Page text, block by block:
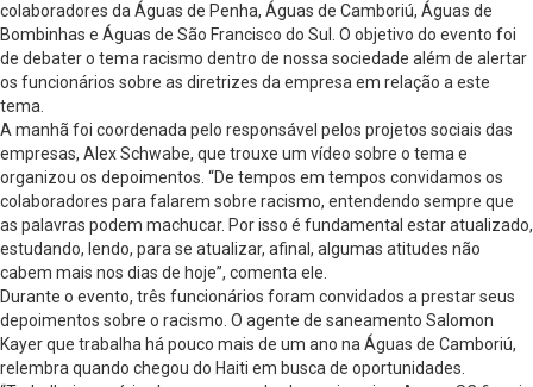
colaboradores da Águas de Penha, Águas de Camboriú, Águas de
Bombinhas e Águas de São Francisco do Sul. O objetivo do evento foi
de debater o tema racismo dentro de nossa sociedade além de alertar
os funcionários sobre as diretrizes da empresa em relação a este
tema.
A manhã foi coordenada pelo responsável pelos projetos sociais das
empresas, Alex Schwabe, que trouxe um vídeo sobre o tema e
organizou os depoimentos. “De tempos em tempos convidamos os
colaboradores para falarem sobre racismo, entendendo sempre que
as palavras podem machucar. Por isso é fundamental estar atualizado,
estudando, lendo, para se atualizar, afinal, algumas atitudes não
cabem mais nos dias de hoje”, comenta ele.
Durante o evento, três funcionários foram convidados a prestar seus
depoimentos sobre o racismo. O agente de saneamento Salomon
Kayer que trabalha há pouco mais de um ano na Águas de Camboriú,
relembra quando chegou do Haiti em busca de oportunidades.